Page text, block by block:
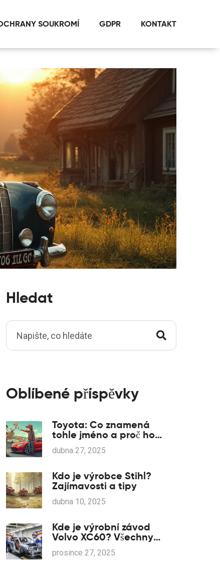
SOUKROMÍ GDPR KONTAKT
Hledat
Oblíbené příspěvky
Toyota: Co znamená
tohle jméno a proč ho
známe víc než Mazdu?
dubna 27, 2025
Kdo je výrobce Stihl?
Zajímavosti a tipy
dubna 10, 2025
Kde je výrobní závod
Volvo XC60? Všechny
informace o výrobě
prosince 27, 2025